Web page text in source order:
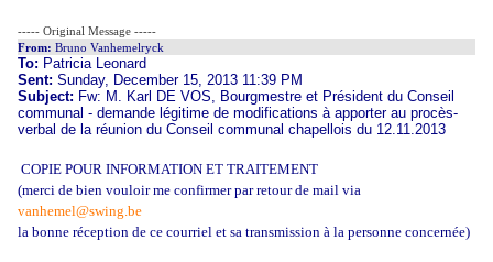
----- Original Message -----
From: Bruno Vanhemelryck
To: Patricia Leonard
Sent: Sunday, December 15, 2013 11:39 PM
Subject: Fw: M. Karl DE VOS, Bourgmestre et Président du Conseil
communal - demande légitime de modifications à apporter au procès-
verbal de la réunion du Conseil communal chapellois du 12.11.2013
COPIE POUR INFORMATION ET TRAITEMENT
(merci de bien vouloir me confirmerpar retour de mail via
vanhemel@swing.be
la bonne réception de ce courriel et sa transmission à la personne concernée)